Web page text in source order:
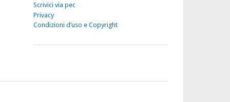
Scrivici via pec
Privacy
Condizioni d’uso e Copyright